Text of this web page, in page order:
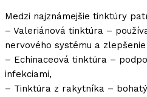
Medzi najznámejšie tinktúry
– Valeriánová tinktúra –
nervového systému a
– Echinaceová tinktúra –
infekciami,
– Tinktúra z rakytníka –